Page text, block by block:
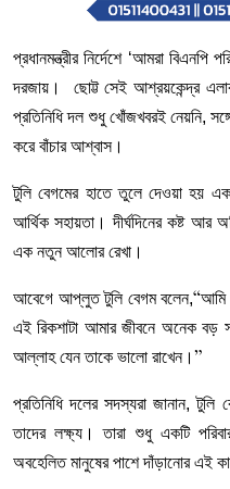
প্রধানমন্ত্রীর নির্দেশে ‘আমরা বিএনপি
দরজায়। ছোট্ট সেই আশ্রয়কেন্দ্র
প্রতিনিধি দল শুধু খোঁজখবরই নেয়নি,
করে বাঁচার আশ্বাস।
টুলি বেগমের হাতে তুলে দেওয়া হয়
আর্থিক সহায়তা। দীর্ঘদিনের কষ্ট আর
এক নতুন আলোর রেখা।
আবেগে আপ্লুত টুলি বেগম বলেন,“আমি
এই রিকশাটা আমার জীবনে অনেক বড়
আল্লাহ যেন তাকে ভালো রাখেন। ”
প্রতিনিধি দলের সদস্যরা জানান,
তাদের লক্ষ্য। তারা শুধু একটি
অবহেলিত মানুষের পাশে দাঁড়ানোর এই